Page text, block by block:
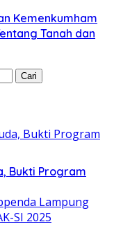
Kemenkumham
Tanah dan
Bukti Program